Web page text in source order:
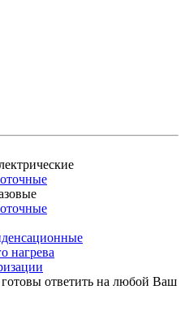
нагрева
ответить на любой Ваш